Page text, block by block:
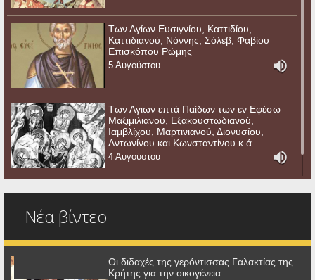
Των Αγίων Ευσιγνίου, Καττιδίου,
Καττιδιανού, Νόννης, Σόλεβ, Φαβίου
Επισκόπου Ρώμης
5 Αυγούστου
Των Αγιων επτά Παίδων των εν Εφέσω
Μαξιμιλιανού, Εξακουστωδιανού,
Ιαμβλίχου, Μαρτινιανού, Διονυσίου,
Αντωνίνου και Κωνσταντίνου κ.ά.
4 Αυγούστου
Νέα βίντεο
Οι διδαχές της γερόντισσας Γαλακτίας της
Κρήτης για την οικογένεια